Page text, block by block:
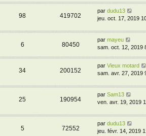
98 419702
par dudu13
jeu. oct. 17, 2019
6 80450
par mayeu
sam. oct. 12, 2019
34 200152
par Vieux motard
sam. avr. 27, 2019
25 190954
par Sam13
ven. avr. 19, 2019
5 72552
par dudu13
jeu. févr. 14, 2019